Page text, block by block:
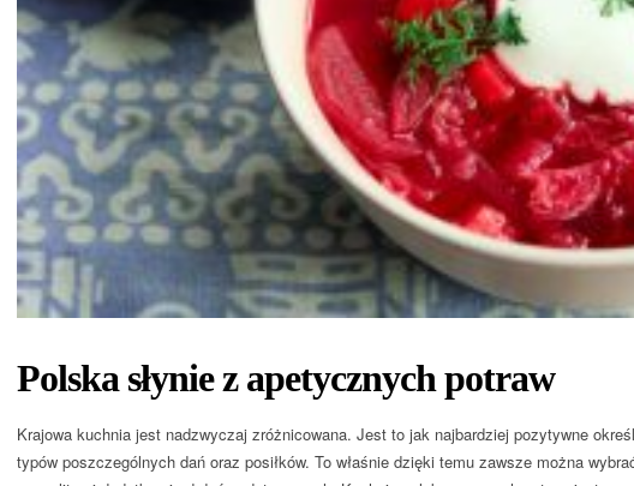
Polska słynie z apetycznych potraw
Krajowa kuchnia jest nadzwyczaj zróżnicowana. Jest to jak najbardziej pozytywne
typów poszczególnych dań oraz posiłków. To właśnie dzięki temu zawsze można